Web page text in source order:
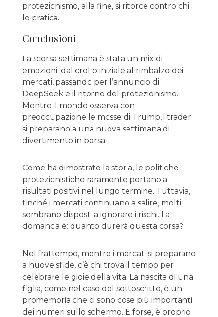
protezionismo, alla fine, si ritorce contro chi
lo pratica.
Conclusioni
La scorsa settimana è stata un mix di
emozioni: dal crollo iniziale al rimbalzo dei
mercati, passando per l’annuncio di
DeepSeek e il ritorno del protezionismo.
Mentre il mondo osserva con
preoccupazione le mosse di Trump, i trader
si preparano a una nuova settimana di
divertimento in borsa.
Come ha dimostrato la storia, le politiche
protezionistiche raramente portano a
risultati positivi nel lungo termine. Tuttavia,
finché i mercati continuano a salire, molti
sembrano disposti a ignorare i rischi. La
domanda è: quanto durerà questa corsa?
Nel frattempo, mentre i mercati si preparano
a nuove sfide, c’è chi trova il tempo per
celebrare le gioie della vita. La nascita di una
figlia, come nel caso del sottoscritto, è un
promemoria che ci sono cose più importanti
dei numeri sullo schermo. E forse, è proprio